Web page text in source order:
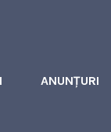
ANUNȚURI